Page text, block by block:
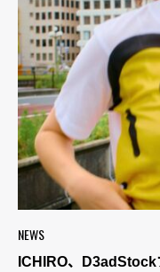
NEWS
ICHIRO、D3adStock